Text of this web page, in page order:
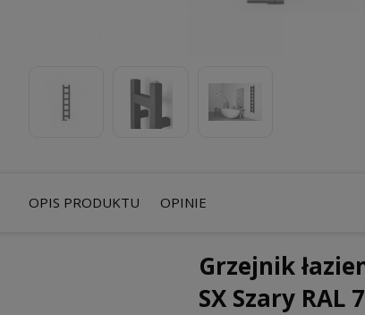
OPIS PRODUKTU OPINIE
Grzejnik
SX Szary RAL